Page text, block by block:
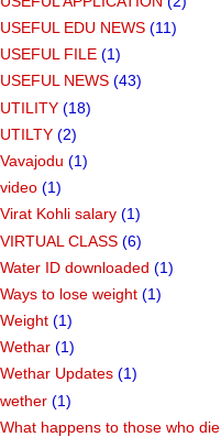
USEFUL EDU NEWS (11)
USEFUL FILE (1)
USEFUL NEWS (43)
UTILITY (18)
UTILTY (2)
Vavajodu (1)
video (1)
Virat Kohli salary (1)
VIRTUAL CLASS (6)
Water ID downloaded (1)
Ways to lose weight (1)
Weight (1)
Wethar (1)
Wethar Updates (1)
wether (1)
What happens to those who die